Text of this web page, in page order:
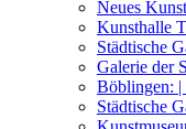
Neues
Kunsthalle
Städtische
Galerie der
Böblingen: |
Städtische